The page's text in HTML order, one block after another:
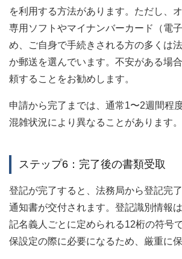
を利用する方法があります。ただし、
専用ソフトやマイナンバーカード（電
め、ご自身で手続きされる方の多くは
か郵送を選んでいます。不安がある場
頼することをお勧めします。
申請から完了までは、通常1〜2週間程
混雑状況により異なることがあります。
ステップ6：完了後の書類受取
登記が完了すると、法務局から登記完
通知書が交付されます。登記識別情報
記名義人ごとに定められる12桁の符号
保設定の際に必要になるため、厳重に